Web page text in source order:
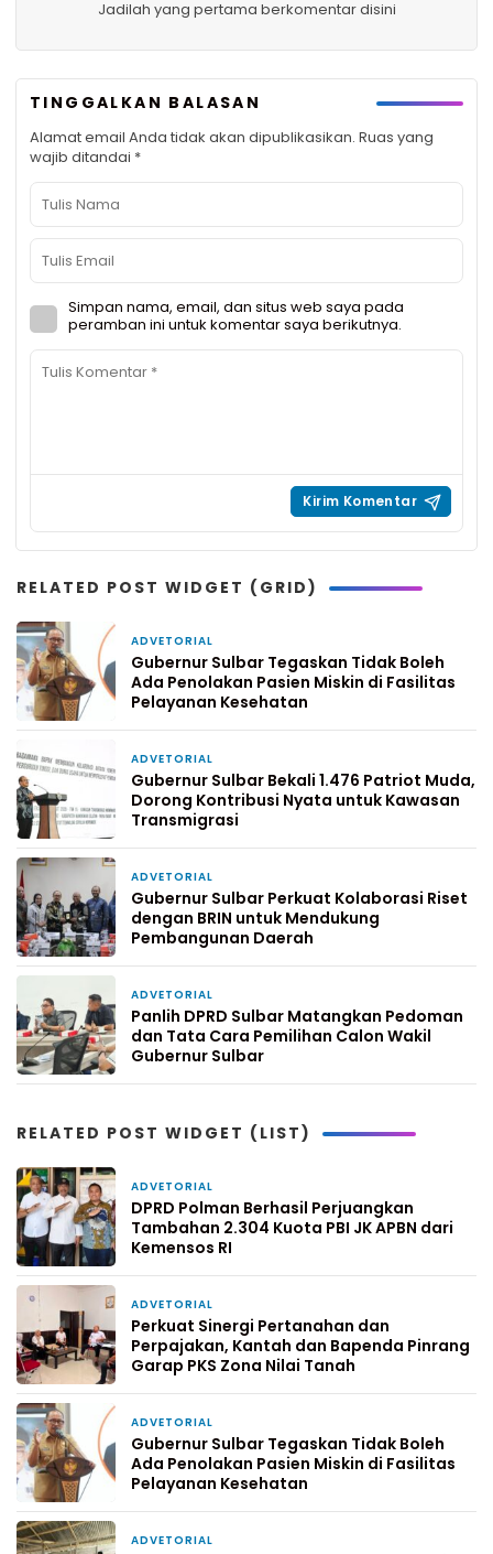
Jadilah yang pertama berkomentar disini
TINGGALKAN BALASAN
Alamat email Anda tidak akan dipublikasikan. Ruas yang
wajib ditandai *
Simpan nama, email, dan situs web saya pada
peramban ini untuk komentar saya berikutnya.
RELATED POST WIDGET (GRID)
ADVETORIAL
Gubernur Sulbar Tegaskan Tidak Boleh
Ada Penolakan Pasien Miskin di Fasilitas
Pelayanan Kesehatan
ADVETORIAL
Gubernur Sulbar Bekali 1.476 Patriot Muda,
Dorong Kontribusi Nyata untuk Kawasan
Transmigrasi
ADVETORIAL
Gubernur Sulbar Perkuat Kolaborasi Riset
dengan BRIN untuk Mendukung
Pembangunan Daerah
ADVETORIAL
Panlih DPRD Sulbar Matangkan Pedoman
dan Tata Cara Pemilihan Calon Wakil
Gubernur Sulbar
RELATED POST WIDGET (LIST)
ADVETORIAL
DPRD Polman Berhasil Perjuangkan
Tambahan 2.304 Kuota PBI JK APBN dari
Kemensos RI
ADVETORIAL
Perkuat Sinergi Pertanahan dan
Perpajakan, Kantah dan Bapenda Pinrang
Garap PKS Zona Nilai Tanah
ADVETORIAL
Gubernur Sulbar Tegaskan Tidak Boleh
Ada Penolakan Pasien Miskin di Fasilitas
Pelayanan Kesehatan
ADVETORIAL